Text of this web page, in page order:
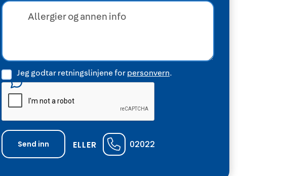
Jeg godtar retningslinjene for personvern.
ELLER 02022